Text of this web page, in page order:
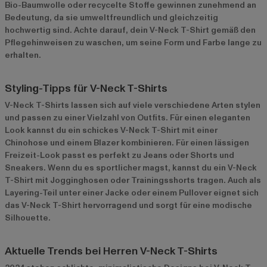
Bio-Baumwolle oder recycelte Stoffe gewinnen zunehmend an
Bedeutung, da sie umweltfreundlich und gleichzeitig
hochwertig sind. Achte darauf, dein V-Neck T-Shirt gemäß den
Pflegehinweisen zu waschen, um seine Form und Farbe lange zu
erhalten.
Styling-Tipps für V-Neck T-Shirts
V-Neck T-Shirts lassen sich auf viele verschiedene Arten stylen
und passen zu einer Vielzahl von Outfits. Für einen eleganten
Look kannst du ein schickes V-Neck T-Shirt mit einer
Chinohose und einem Blazer kombinieren. Für einen lässigen
Freizeit-Look passt es perfekt zu Jeans oder Shorts und
Sneakers. Wenn du es sportlicher magst, kannst du ein V-Neck
T-Shirt mit Jogginghosen oder Trainingsshorts tragen. Auch als
Layering-Teil unter einer Jacke oder einem Pullover eignet sich
das V-Neck T-Shirt hervorragend und sorgt für eine modische
Silhouette.
Aktuelle Trends bei Herren V-Neck T-Shirts